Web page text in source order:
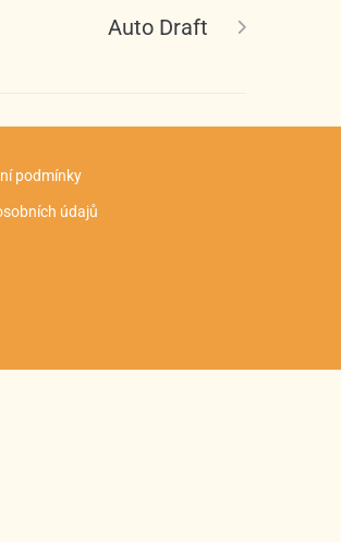
Auto Draft
podmínky
údajů